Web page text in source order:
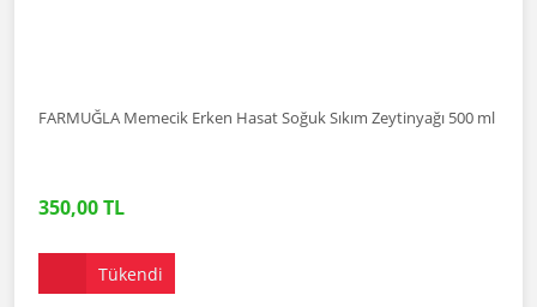
FARMUĞLA Memecik Erken Hasat Soğuk Sıkım Zeytinyağı 500 ml
350,00 TL
Tükendi